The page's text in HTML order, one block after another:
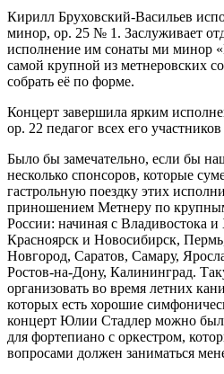
Кирилл Бруховский-Васильев
минор, ор. 25 № 1. Заслуживает
исполнение им сонаты ми минор
самой крупной из метнеровских
собрать её по форме.
Концерт завершила ярким
ор. 22 педагог всех его
Было бы замечательно, если бы
несколько спонсоров, которые
гастрольную поездку этих
приношением Метнеру по
России: начиная с Владивостока и
Красноярск и Новосибирск,
Новгород, Саратов, Самару,
Ростов-на-Дону, Калининград.
организовать во время летних
которых есть хорошие
концерт Юлии Стадлер можно был
для фортепиано с оркестром,
вопросами должен заниматься